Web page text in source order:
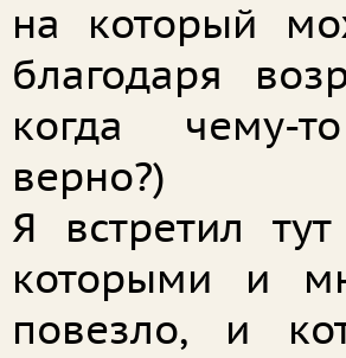
на который
благодаря
когда чему-
верно?)
Я встретил
которыми и
повезло, и